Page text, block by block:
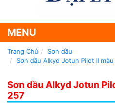
MENU
Trang Chủ
Sơn dầu
Sơn dầu Alkyd Jotun Pilot II
Sơn dầu Alkyd Jotun
257